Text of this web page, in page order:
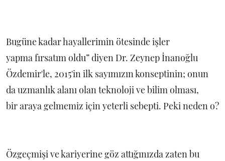
Bugüne kadar hayallerimin ötesinde işler
yapma fırsatım oldu” diyen Dr. Zeynep İnanoğlu
Özdemir'le, 2015'in ilk sayımızın konseptinin; onun
da uzmanlık alanı olan teknoloji ve bilim olması,
bir araya gelmemiz için yeterli sebepti. Peki neden o?
Özgeçmişi ve kariyerine göz attığınızda zaten bu